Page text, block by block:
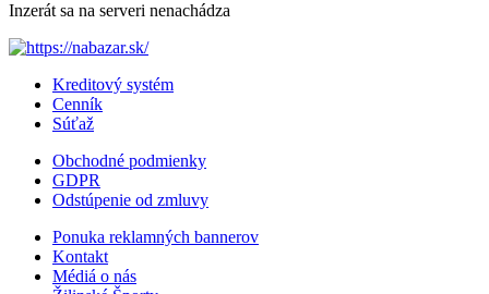
Inzerát sa na serveri nenachádza
Kreditový systém
Cenník
Súťaž
Obchodné podmienky
GDPR
Odstúpenie od zmluvy
Ponuka reklamných bannerov
Kontakt
Médiá o nás